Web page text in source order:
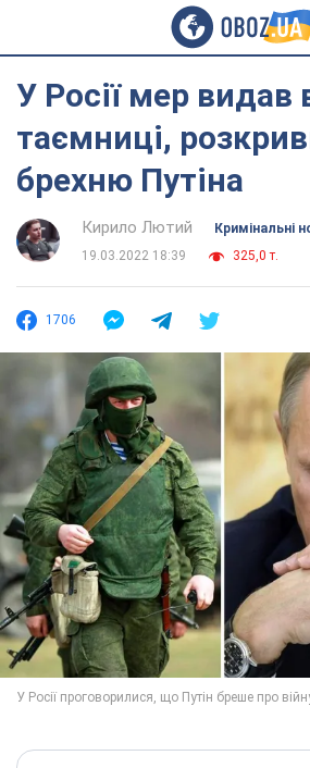
У Росії мер видав
таємниці,
брехню Путіна
Кирило Лютий
Кримінальні
19.03.2022 18:39
325,0 т.
1706